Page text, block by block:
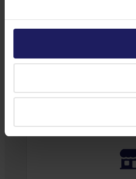
Stel jouw vragen aan
Onze klantenservice is via mail
tot 17.00 uur en op zaterdag van 10.00